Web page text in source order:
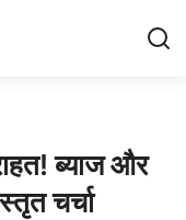
ब्याज और
चर्चा